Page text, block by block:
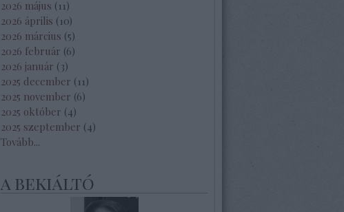
2026 május ( 11)
2026 április ( 10)
2026 március (5)
2026 február (6)
2026 január ( 3)
2025 december ( 11)
2025 november (6)
2025 október (4)
2025 szeptember (4)
Tovább...
a bekiáltó